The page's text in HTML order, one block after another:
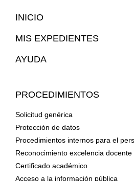
Mapa
Web
INICIO
MIS EXPEDIENTES
AYUDA
PROCEDIMIENTOS
Solicitud genérica
Protección de datos
Procedimientos internos para el
Reconocimiento excelencia docente
Certificado académico
Acceso a la información pública